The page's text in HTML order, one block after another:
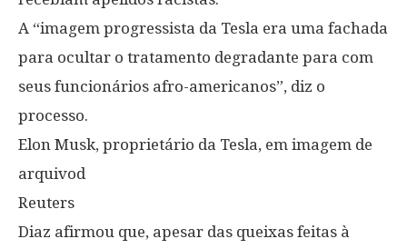
A “imagem progressista da Tesla era uma fachada
para ocultar o tratamento degradante para com
seus funcionários afro-americanos”, diz o
processo.
Elon Musk, proprietário da Tesla, em imagem de
arquivod
Reuters
Diaz afirmou que, apesar das queixas feitas à